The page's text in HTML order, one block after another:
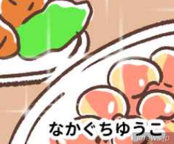
ftnews.jp